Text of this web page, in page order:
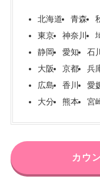
北海道 青森
東京
神奈川
静岡
愛知 石
大阪
京都 兵
広島
香川 愛
大分
熊本 宮
カウ